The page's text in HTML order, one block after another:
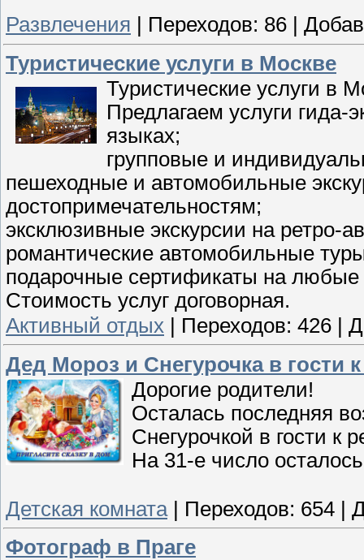
Развлечения
Переходов: 86
Туристические услуги в Москве
Туристические услуги в
Предлагаем услуги гида-
языках;
групповые и
пешеходные и автомобильные
достопримечательностям;
эксклюзивные экскурсии на ретро-
романтические автомобильные
подарочные сертификаты на любые
Стоимость услуг договорная.
Активный отдых
Переходов: 426
Дед Мороз и Снегурочка в гости
Дорогие родители!
Осталась последняя
Снегурочкой в гости к
На 31-е число
Детская комната | Переходов: 654 |
Фотограф в Праге